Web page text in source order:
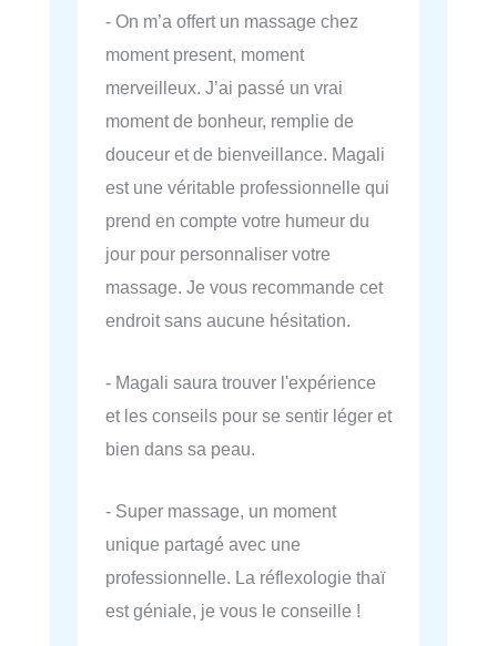
- On m’a offert un massage chez
moment present, moment
merveilleux. J’ai passé un vrai
moment de bonheur, remplie de
douceur et de bienveillance. Magali
est une véritable professionnelle qui
prend en compte votre humeur du
jour pour personnaliser votre
massage. Je vous recommande cet
endroit sans aucune hésitation.
- Magali saura trouver l'expérience
et les conseils pour se sentir léger et
bien dans sa peau.
- Super massage, un moment
unique partagé avec une
professionnelle. La réflexologie thaï
est géniale, je vous le conseille !